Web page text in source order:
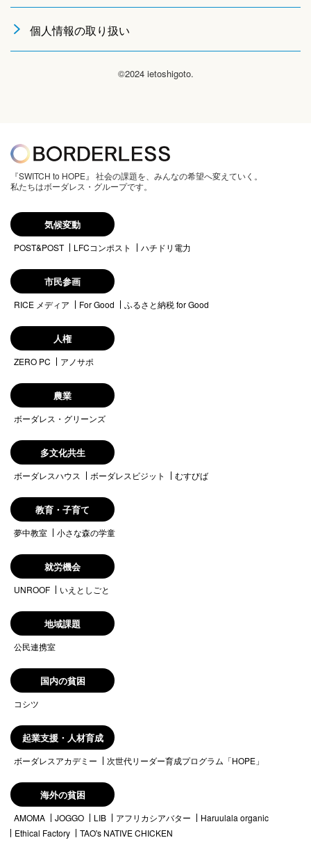
個人情報の取り扱い
©2024 ietoshigoto.
『SWITCH to HOPE』 社会の課題を、みんなの希望へ変えていく。
私たちはボーダレス・グループです。
気候変動
POST&POST LFCコンポスト ハチドリ電力
市民参画
RICE メディア For Good ふるさと納税 for Good
人権
ZERO PC アノサポ
農業
ボーダレス・グリーンズ
多文化共生
ボーダレスハウス ボーダレスビジット むすびば
教育・子育て
夢中教室 小さな森の学童
就労機会
UNROOF いえとしごと
地域課題
公民連携室
国内の貧困
コシツ
起業支援・人材育成
ボーダレスアカデミー 次世代リーダー育成プログラム「HOPE」
海外の貧困
AMOMA JOGGO LIB アフリカシアバター
Haruulala organic
Ethical Factory
TAO's NATIVE CHICKEN